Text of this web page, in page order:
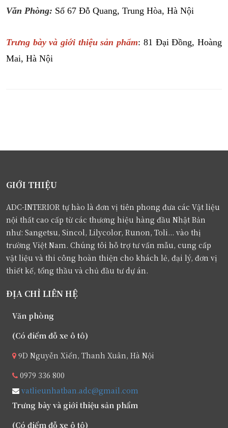
Văn Phòng: Số 67 Đỗ Quang, Trung Hòa, Hà Nội
Trưng bày và giới thiệu sản phẩm: 81 Đại Đồng, Hoàng
Mai, Hà Nội
GIỚI THIỆU
ADC-INTERIOR tự hào là đơn vị tiên phong đưa các Vật liệu
nội thất cao cấp từ các thương hiệu hàng đầu Nhật Bản
như: Sangetsu, Sincol, Lilycolor, Runon, Toli... vào thị
trường Việt Nam. Chúng tôi hỗ trợ tư vấn mẫu, cung cấp
vật liệu và thi công hoàn thiện cho khách lẻ, đại lý, đơn vị
thiết kế, tổng thầu và chủ đầu tư dự án.
ĐỊA CHỈ LIÊN HỆ
Văn phòng
(Có điểm đỗ xe ô tô)
9D Nguyễn Xiển, Thanh Xuân, Hà Nội
0979 336 800
vatlieunhatban.adc@gmail.com
Trưng bày và giới thiệu sản phẩm
(Có điểm đỗ xe ô tô)